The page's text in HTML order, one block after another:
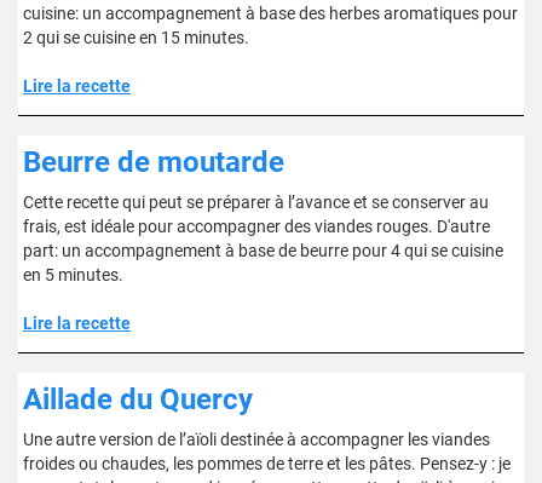
cuisine: un accompagnement à base des herbes aromatiques pour
2 qui se cuisine en 15 minutes.
Lire la recette
Beurre de moutarde
Cette recette qui peut se préparer à l’avance et se conserver au
frais, est idéale pour accompagner des viandes rouges. D'autre
part: un accompagnement à base de beurre pour 4 qui se cuisine
en 5 minutes.
Lire la recette
Aillade du Quercy
Une autre version de l’aïoli destinée à accompagner les viandes
froides ou chaudes, les pommes de terre et les pâtes. Pensez-y : je